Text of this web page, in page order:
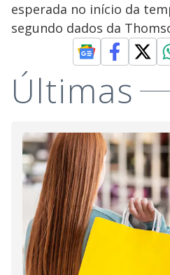
esperada no início da
segundo dados da
Últimas